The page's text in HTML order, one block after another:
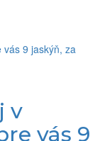
v
vás 9